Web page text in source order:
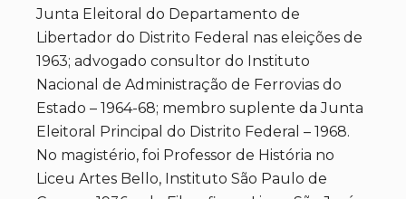
Junta Eleitoral do Departamento de
Libertador do Distrito Federal nas eleições de
1963; advogado consultor do Instituto
Nacional de Administração de Ferrovias do
Estado – 1964-68; membro suplente da Junta
Eleitoral Principal do Distrito Federal – 1968.
No magistério, foi Professor de História no
Liceu Artes Bello, Instituto São Paulo de